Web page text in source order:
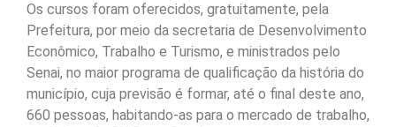
Os cursos foram oferecidos, gratuitamente, pela
Prefeitura, por meio da secretaria de Desenvolvimento
Econômico, Trabalho e Turismo, e ministrados pelo
Senai, no maior programa de qualificação da história do
município, cuja previsão é formar, até o final deste ano,
660 pessoas, habitando-as para o mercado de trabalho,